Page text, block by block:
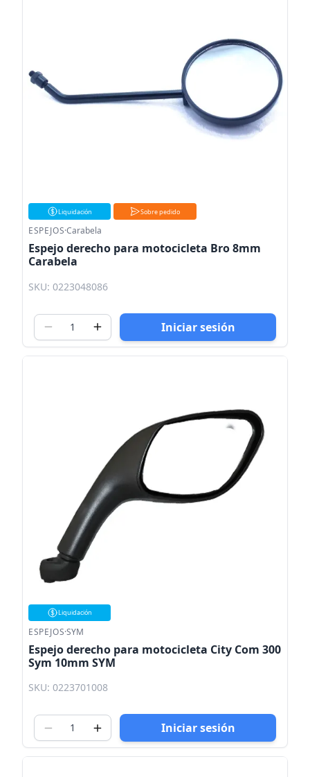
Liquidación Sobre pedido
ESPEJOS·Carabela
Espejo derecho para motocicleta Bro 8mm
Carabela
SKU: 0223048086
Iniciar sesión
Liquidación
ESPEJOS·SYM
Espejo derecho para motocicleta City Com 300
Sym 10mm SYM
SKU: 0223701008
Iniciar sesión